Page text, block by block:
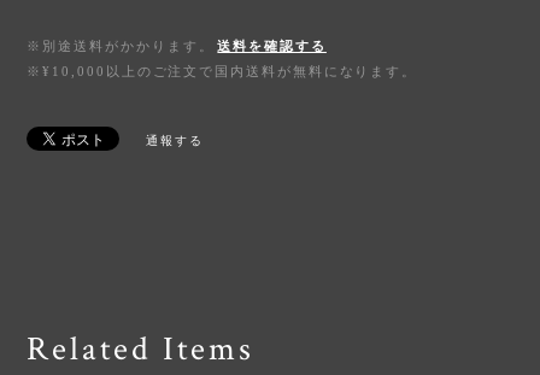
※別途送料がかかります。
送料を確認する
※¥10,000以上のご注文で国内送料が無料になります。
通報する
Related Items